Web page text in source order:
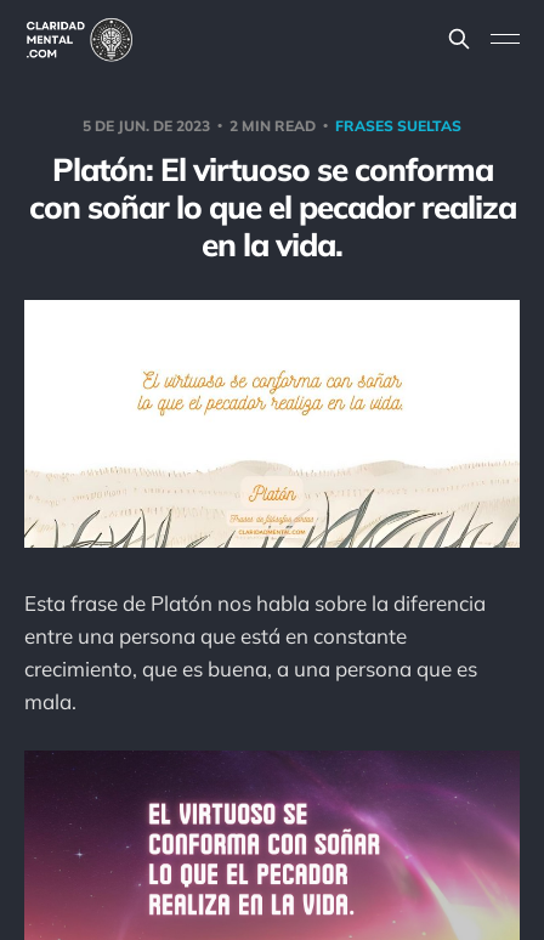
5 DE JUN. DE 2023 2 MIN READ FRASES SUELTAS
Platón: El virtuoso se conforma
con soñar lo que el pecador realiza
en la vida.
Esta frase de Platón nos habla sobre la diferencia
entre una persona que está en constante
crecimiento, que es buena, a una persona que es
mala.